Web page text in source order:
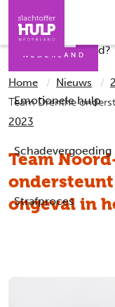
Iemand helpen
Wat is er gebeurd?
Emotionele hulp
Schadevergoeding
Strafproces
Home Nieuws
Team Drenthe
2023
Team
ongeval in